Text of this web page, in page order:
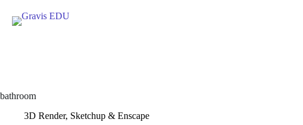
content
bathroom
3D Render, Sketchup & Enscape